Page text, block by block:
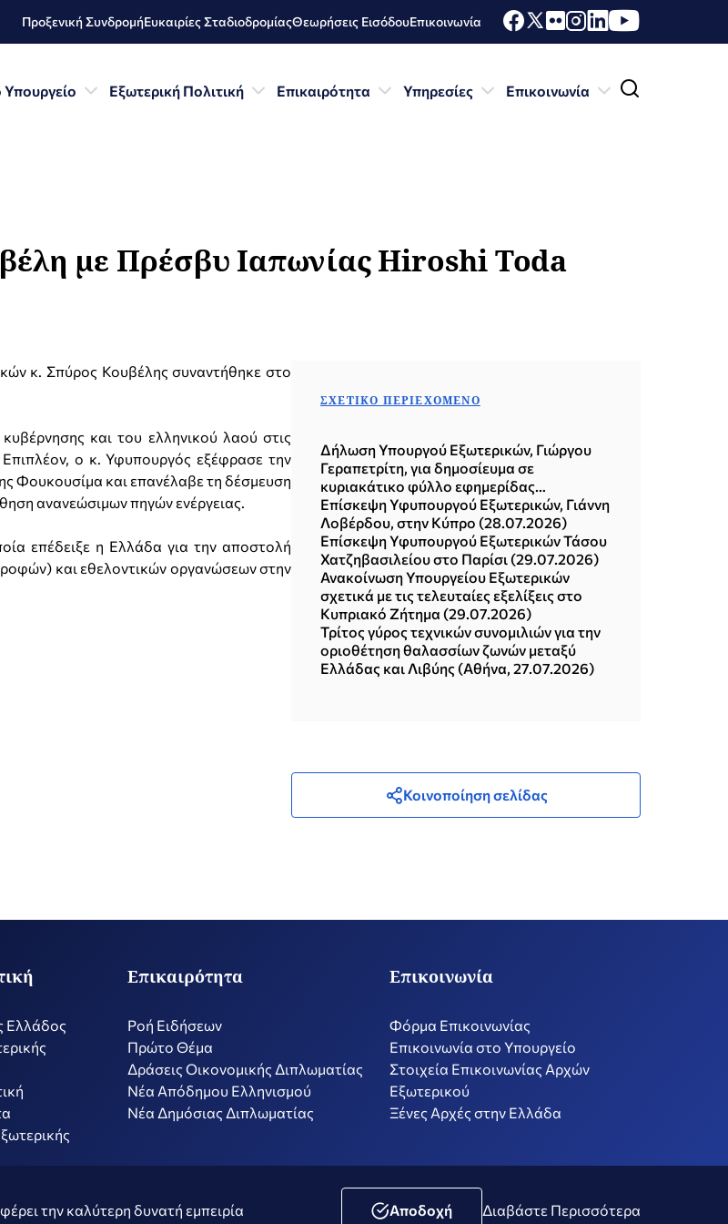
Προξενική ΣυνδρομήΕυκαιρίες ΣταδιοδρομίαςΘεωρήσεις ΕισόδουΕπικοινωνία
Υπουργείο Εξωτερική Πολιτική Επικαιρότητα Υπηρεσίες Επικοινωνία
με Πρέσβυ Ιαπωνίας Hiroshi Toda
κ. Σπύρος Κουβέλης συναντήθηκε στο
και του ελληνικού λαού στις
Επιπλέον, ο κ. Υφυπουργός εξέφρασε την
Φουκουσίμα και επανέλαβε τη δέσμευση
ανανεώσιμων πηγών ενέργειας.
επέδειξε η Ελλάδα για την αποστολή
και εθελοντικών οργανώσεων στην
ΣΧΕΤΙΚΌ ΠΕΡΙΕΧΌΜΕΝΟ
Δήλωση Υπουργού Εξωτερικών, Γιώργου
Γεραπετρίτη, για δημοσίευμα σε
κυριακάτικο φύλλο εφημερίδας
(02.08.2026)
Επίσκεψη Υφυπουργού Εξωτερικών, Γιάννη
Λοβέρδου, στην Κύπρο (28.07.2026)
Επίσκεψη Υφυπουργού Εξωτερικών Τάσου
Χατζηβασιλείου στο Παρίσι (29.07.2026)
Ανακοίνωση Υπουργείου Εξωτερικών
σχετικά με τις τελευταίες εξελίξεις στο
Κυπριακό Ζήτημα (29.07.2026)
Τρίτος γύρος τεχνικών συνομιλιών για την
οριοθέτηση θαλασσίων ζωνών μεταξύ
Ελλάδας και Λιβύης (Αθήνα, 27.07.2026)
Κοινοποίηση σελίδας
Ελλάδος
Επικαιρότητα
Ροή Ειδήσεων
Πρώτο Θέμα
Δράσεις Οικονομικής Διπλωματίας
Nέα Απόδημου Ελληνισμού
Νέα Δημόσιας Διπλωματίας
Επικοινωνία
Φόρμα Επικοινωνίας
Επικοινωνία στο Υπουργείο
Στοιχεία Επικοινωνίας Αρχών
Εξωτερικού
Ξένες Αρχές στην Ελλάδα
Όροι Χρήσης Πολιτική Μέσων Κοινωνικής Δικτύωσης Δήλωση Προσβασιμότητας
την καλύτερη δυνατή εμπειρία Αποδοχή Διαβάστε Περισσότερα